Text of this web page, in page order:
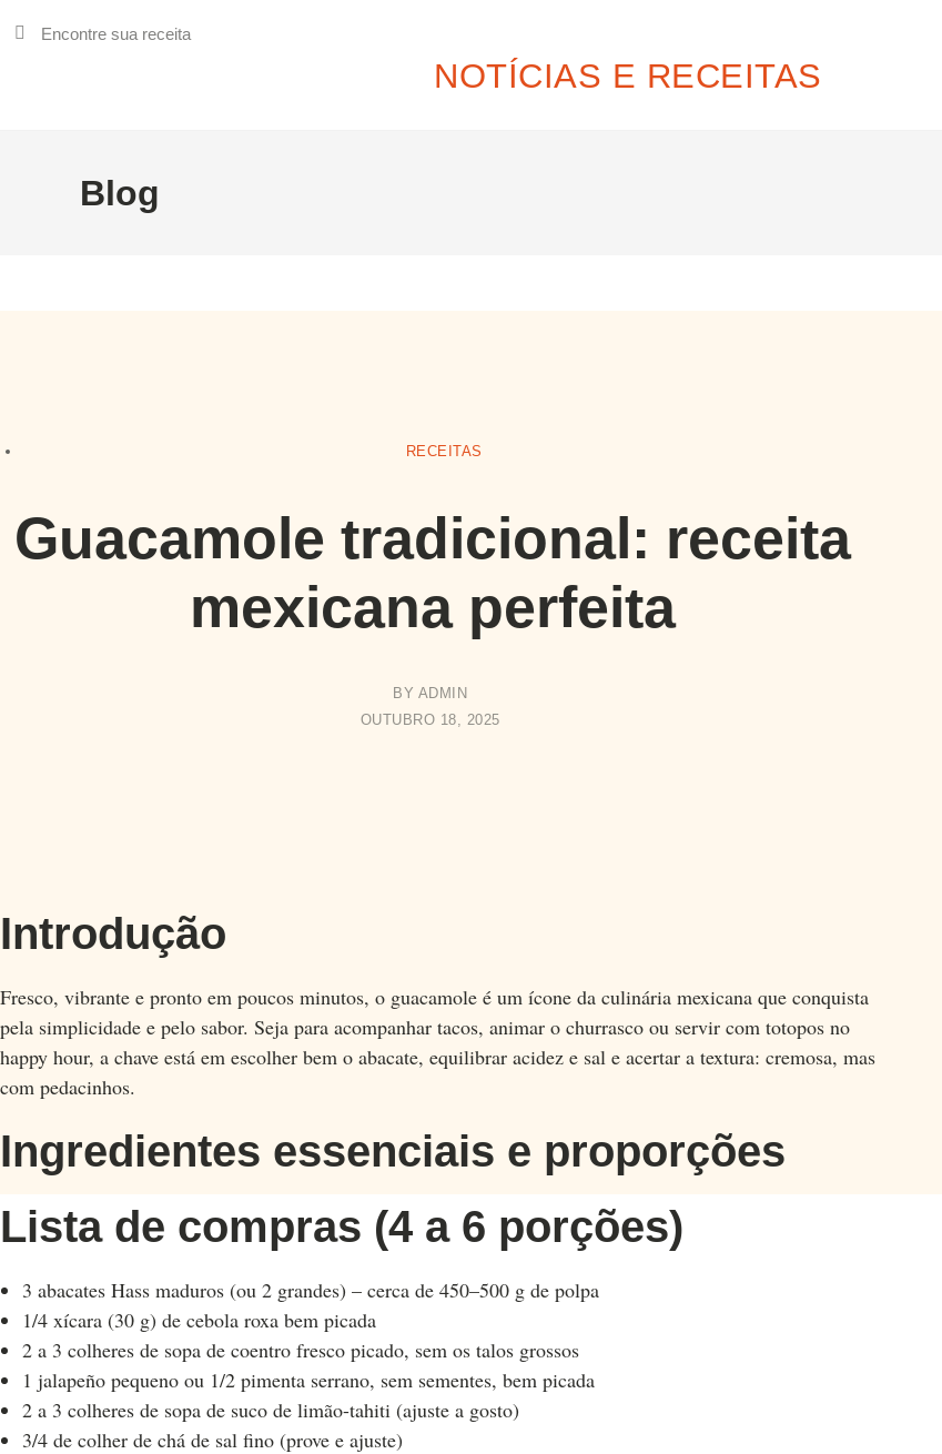
NOTÍCIAS E RECEITAS
Blog
RECEITAS
Guacamole tradicional: receita
mexicana perfeita
BY ADMIN
OUTUBRO 18, 2025
Introdução
Fresco, vibrante e pronto em poucos minutos, o guacamole é um ícone da culinária mexicana que conquista
pela simplicidade e pelo sabor. Seja para acompanhar tacos, animar o churrasco ou servir com totopos no
happy hour, a chave está em escolher bem o abacate, equilibrar acidez e sal e acertar a textura: cremosa, mas
com pedacinhos.
Ingredientes essenciais e proporções
Lista de compras (4 a 6 porções)
3 abacates Hass maduros (ou 2 grandes) – cerca de 450–500 g de polpa
1/4 xícara (30 g) de cebola roxa bem picada
2 a 3 colheres de sopa de coentro fresco picado, sem os talos grossos
1 jalapeño pequeno ou 1/2 pimenta serrano, sem sementes, bem picada
2 a 3 colheres de sopa de suco de limão-tahiti (ajuste a gosto)
3/4 de colher de chá de sal fino (prove e ajuste)